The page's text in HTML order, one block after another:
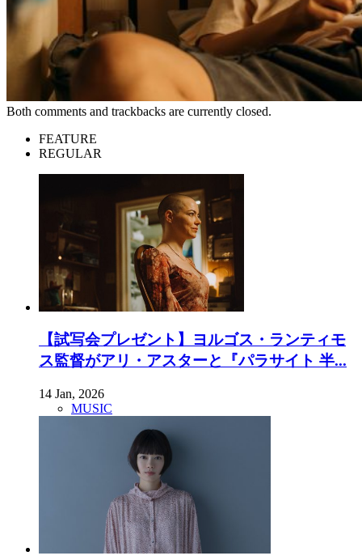
Both comments and trackbacks are currently closed.
FEATURE
REGULAR
【試写会プレゼント】ヨルゴス・ランティモ
ス監督がアリ・アスターと『パラサイト 半...
14 Jan, 2026
MUSIC